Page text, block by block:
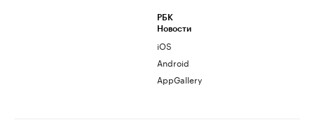
РБК
Новости
iOS
Android
AppGallery